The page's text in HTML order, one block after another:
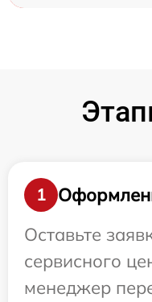
1
Оставьте
сервисного
менеджер